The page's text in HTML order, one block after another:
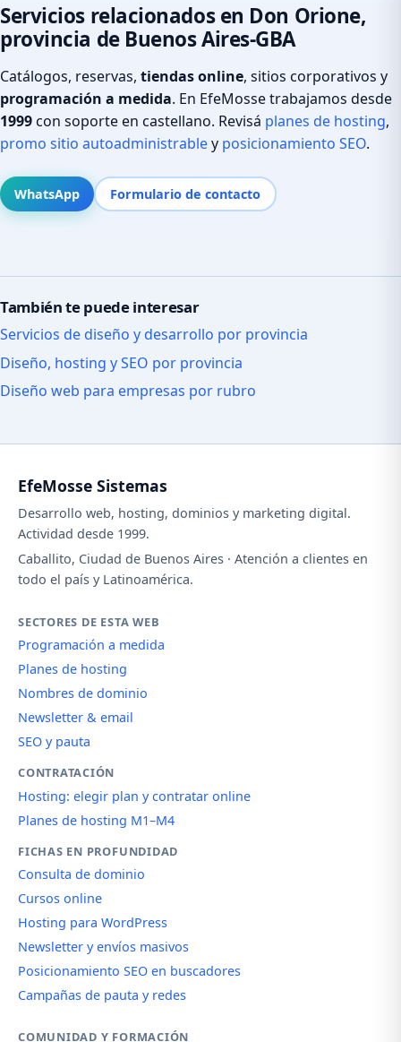
Servicios relacionados en Don Orione,
provincia de Buenos Aires-GBA
Catálogos, reservas, tiendas online, sitios corporativos y
programación a medida. En EfeMosse trabajamos desde
1999con soporte en castellano. Revisá planes de hosting,
promo sitio autoadministrabley posicionamiento SEO.
WhatsApp Formulario de contacto
También te puede interesar
Servicios de diseño y desarrollo por provincia
Diseño, hosting y SEO por provincia
Diseño web para empresas por rubro
EfeMosse Sistemas
Desarrollo web, hosting, dominios y marketing digital.
Actividad desde 1999.
Caballito, Ciudad de Buenos Aires · Atención a clientes en
todo el país y Latinoamérica.
SECTORES DE ESTA WEB
Programación a medida
Planes de hosting
Nombres de dominio
Newsletter & email
SEO y pauta
CONTRATACIÓN
Hosting: elegir plan y contratar online
Planes de hosting M1–M4
FICHAS EN PROFUNDIDAD
Consulta de dominio
Cursos online
Hosting para WordPress
Newsletter y envíos masivos
Posicionamiento SEO en buscadores
Campañas de pauta y redes
COMUNIDAD Y FORMACIÓN